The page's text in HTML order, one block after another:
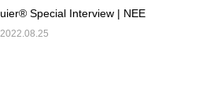
Special Interview | NEE
2022.08.25